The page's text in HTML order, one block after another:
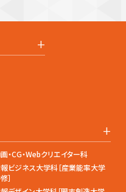
+
+
・CG・Webクリエイター科
ビジネス大学科［産業能率大学
］